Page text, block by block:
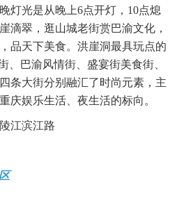
灯光是从晚上6点开灯，10点熄
滴翠，逛山城老街赏巴渝文化，
品天下美食。洪崖洞最具玩点的
、巴渝风情街、盛宴街美食街、
条大街分别融汇了时尚元素，主
庆娱乐生活、夜生活的标向。
江滨江路